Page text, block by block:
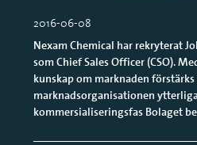
2016-06-08
Nexam Chemical har rekryterat
som Chief Sales Officer (CSO).
kunskap om marknaden förstärks
marknadsorganisationen
kommersialiseringsfas Bolaget